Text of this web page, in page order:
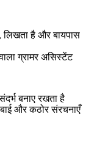
लिखता है और बायपास
ग्रामर असिस्टेंट
बनाए रखता है
और कठोर संरचनाएँ